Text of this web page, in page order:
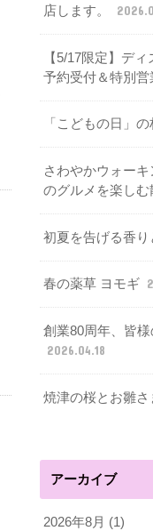
店します。
【5/17限定】デ
予約受付＆特別
「こどもの日」
さわやかウォー
のグルメを楽しむ
初夏を告げる香
春の薬草 ヨモギ
創業80周年、皆様
2026.04.18
焼津の桜とお雛さ
アーカイブ
2026年8月 (1)